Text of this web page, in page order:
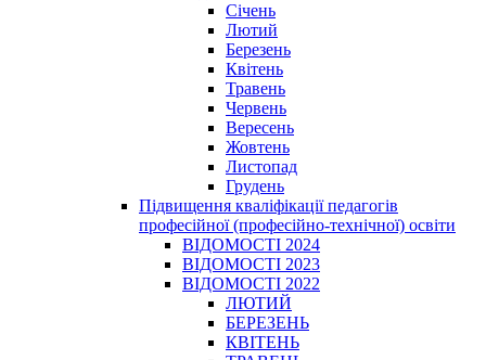
Січень
Лютий
Березень
Квітень
Травень
Червень
Вересень
Жовтень
Листопад
Грудень
Підвищення кваліфікації педагогів
професійної (професійно-технічної) освіти
ВІДОМОСТІ 2024
ВІДОМОСТІ 2023
ВІДОМОСТІ 2022
ЛЮТИЙ
БЕРЕЗЕНЬ
КВІТЕНЬ